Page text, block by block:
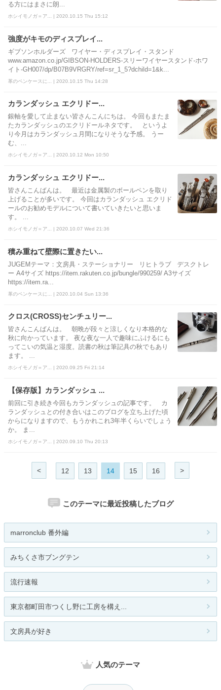
る方にはまさに朗...
ホシイモノガ＝ア... | 2020.10.15 Thu 15:12
強度がキモのディスプレイ...
ギブソンホルダーズ ワイヤー・ディスプレイ・スタンド
www.amazon.co.jp/GIBSON-HOLDERS-スリーワイヤースタンド-ホワ
イト-GH007/dp/B07B9VRGRY/ref=sr_1_5?dchild=1&k...
革のペンケースに... | 2020.10.15 Thu 14:28
カランダッシュ エクリドー...
銀軸を愛して止まない皆さんこんにちは。 今回もまたま
たカランダッシュのエクリドールネタです。 というよ
り今月はカランダッシュ月間になりそうな予感。 うー
む、...
ホシイモノガ＝ア... | 2020.10.12 Mon 10:50
カランダッシュ エクリドー...
皆さんこんばんは。 最近は金属製のボールペンを取り
上げることが多いです。 今回はカランダッシュ エクリド
ールのお勧めモデルについて書いていきたいと思いま
す。 ...
ホシイモノガ＝ア... | 2020.10.07 Wed 21:36
積み重ねて壁際に置きたい...
JUGEMテーマ：文房具・ステーショナリー リヒトラブ デスクトレ
ー A4サイズ https://item.rakuten.co.jp/bungle/990259/ A3サイズ
https://item.ra...
革のペンケースに... | 2020.10.04 Sun 13:36
クロス(CROSS)センチュリー...
皆さんこんばんは。 朝晩が段々と涼しくなり本格的な
秋に向かっています。 夜な夜な一人で趣味にふけるにも
ってこいの気温と湿度。読書の秋は筆記具の秋でもあり
ます。 ...
ホシイモノガ＝ア... | 2020.09.25 Fri 21:14
【保存版】カランダッシュ ...
前回に引き続き今回もカランダッシュの記事です。 カ
ランダッシュとの付き合いはこのブログを立ち上げた頃
からになりますので、もうかれこれ3年半くらいでしょう
か。 ま...
ホシイモノガ＝ア... | 2020.09.10 Thu 20:13
< 12 13 14 15 16 >
このテーマに最近投稿したブログ
marronclub 番外編
みちくさ市ブングテン
流行速報
東京都町田市つくし野に工房を構え...
文房具が好き
人気のテーマ